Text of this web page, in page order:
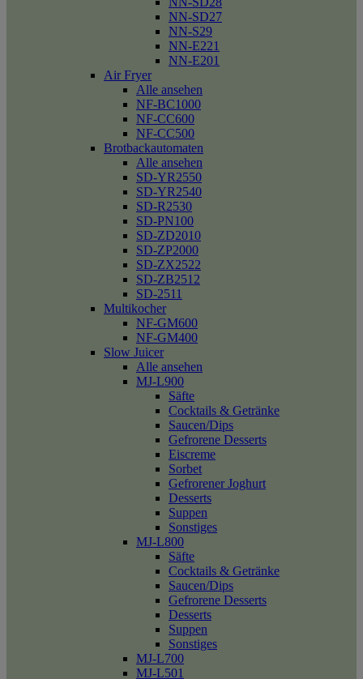
NN-SD27
NN-S29
NN-E221
NN-E201
Air Fryer
Alle ansehen
NF-BC1000
NF-CC600
NF-CC500
Brotbackautomaten
Alle ansehen
SD-YR2550
SD-YR2540
SD-R2530
SD-PN100
SD-ZD2010
SD-ZP2000
SD-ZX2522
SD-ZB2512
SD-2511
Multikocher
NF-GM600
NF-GM400
Slow Juicer
Alle ansehen
MJ-L900
Säfte
Cocktails & Getränke
Saucen/Dips
Gefrorene Desserts
Eiscreme
Sorbet
Gefrorener Joghurt
Desserts
Suppen
Sonstiges
MJ-L800
Säfte
Cocktails & Getränke
Saucen/Dips
Gefrorene Desserts
Desserts
Suppen
Sonstiges
MJ-L700
MJ-L501